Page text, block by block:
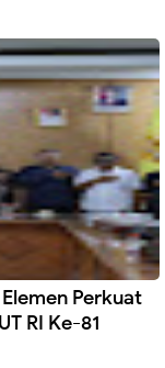
Perkuat
RI Ke-81